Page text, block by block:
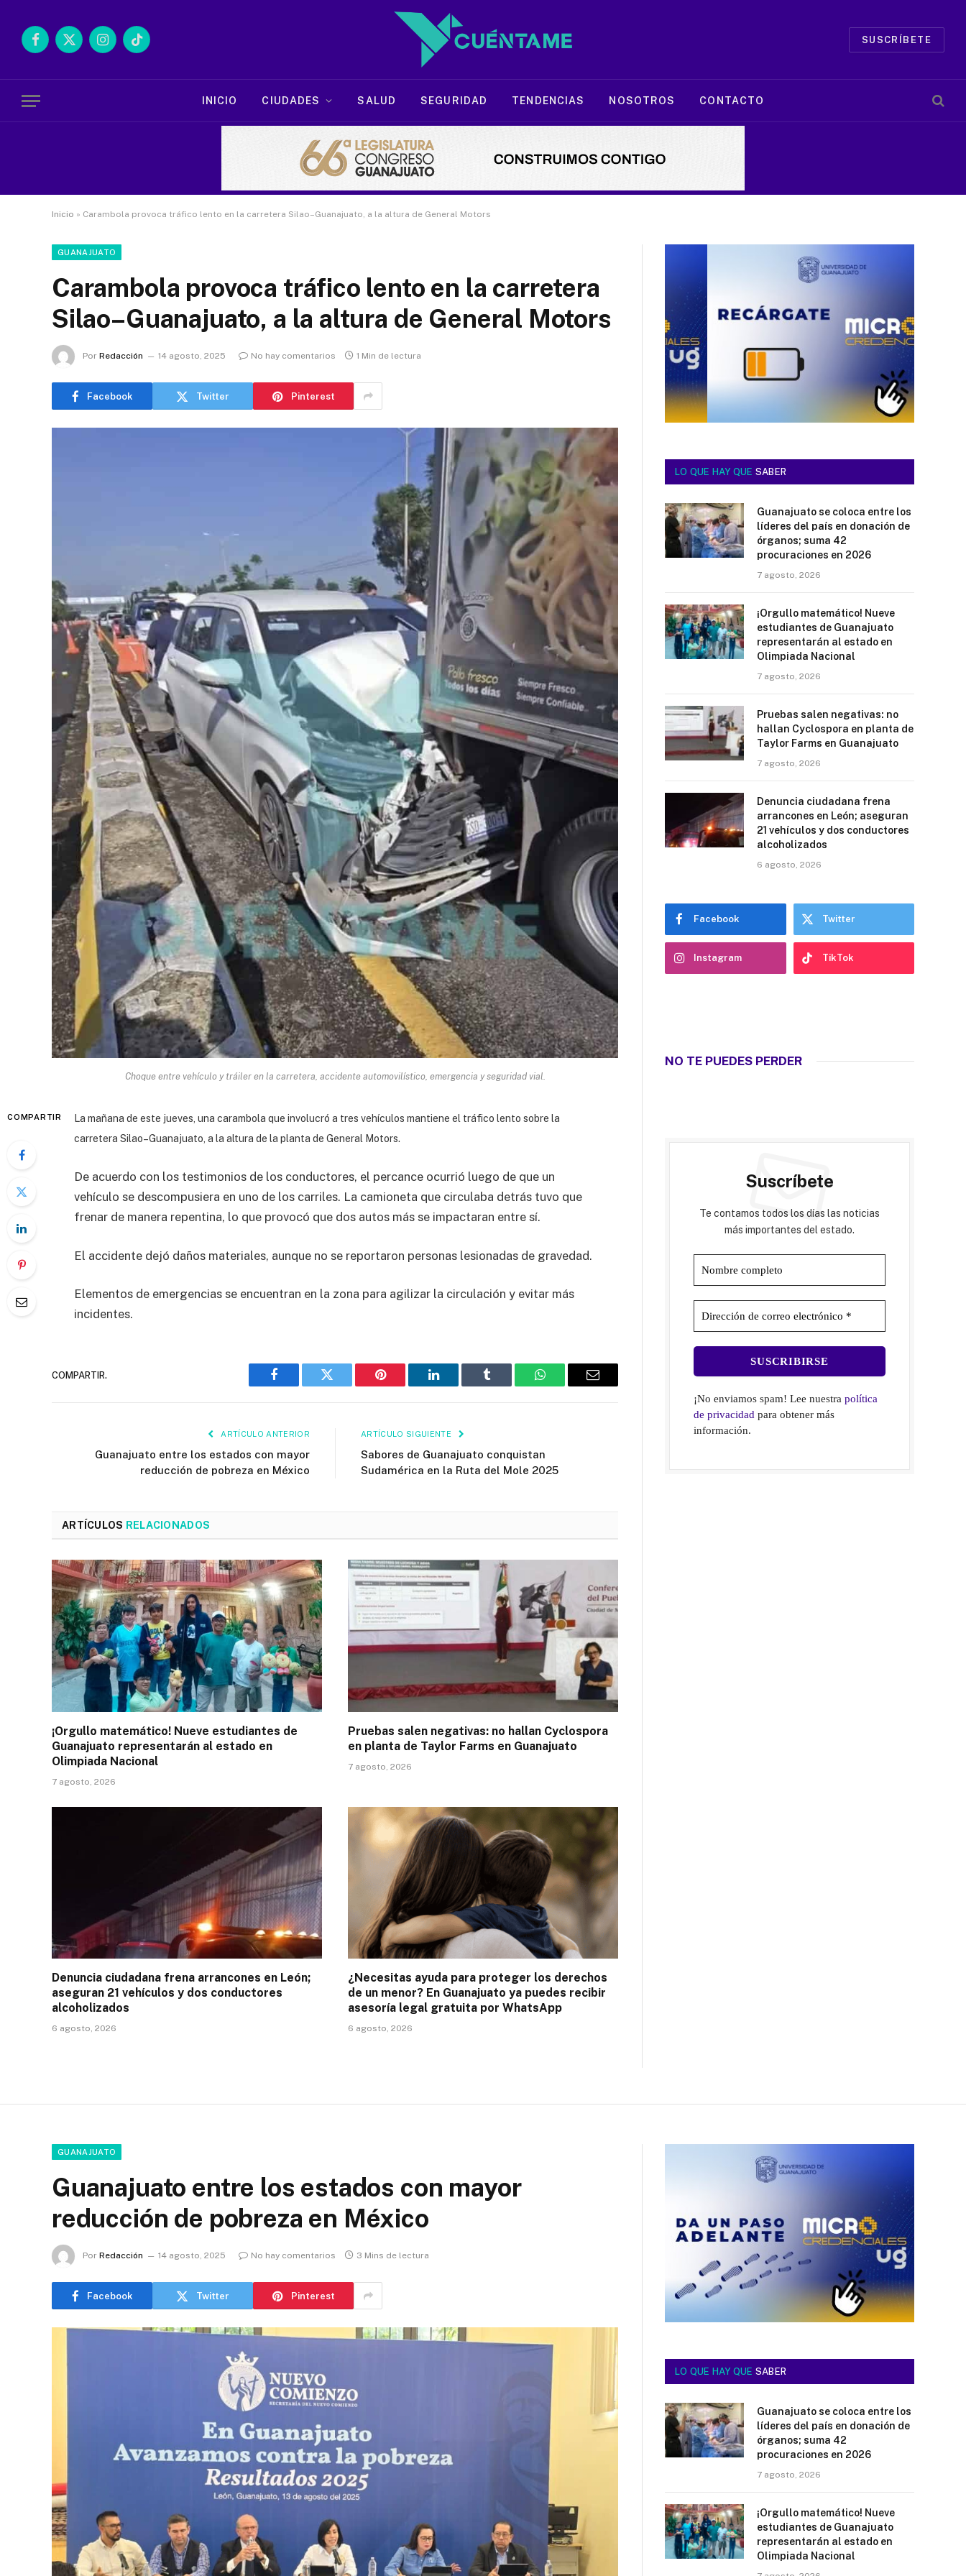
Facebook
X
InstagramTikTok
SUSCRÍBETE
INICIO CIUDADES SALUD SEGURIDAD TENDENCIAS NOSOTROS CONTACTO
Inicio » Carambola provoca tráfico lento en la carretera Silao–Guanajuato, a la altura de General Motors
GUANAJUATO
Carambola provoca tráfico lento en la carretera
Silao–Guanajuato, a la altura de General Motors
Por Redacción 14 agosto, 2025 No hay comentarios 1 Min de lectura
Facebook Twitter Pinterest
Choque entre vehículo y tráiler en la carretera, accidente automovilístico, emergencia y seguridad vial.
COMPARTIR
La mañana de este jueves, una carambola que involucró a tres vehículos mantiene el tráfico lento sobre la
carretera Silao–Guanajuato, a la altura de la planta de General Motors.
De acuerdo con los testimonios de los conductores, el percance ocurrió luego de que un
vehículo se descompusiera en uno de los carriles. La camioneta que circulaba detrás tuvo que
frenar de manera repentina, lo que provocó que dos autos más se impactaran entre sí.
El accidente dejó daños materiales, aunque no se reportaron personas lesionadas de gravedad.
Elementos de emergencias se encuentran en la zona para agilizar la circulación y evitar más
incidentes.
COMPARTIR.
Facebook Twitter Pinterest LinkedIn Tumblr WhatsAppEmail
ARTÍCULO ANTERIOR
Guanajuato entre los estados con mayor
reducción de pobreza en México
ARTÍCULO SIGUIENTE
Sabores de Guanajuato conquistan
Sudamérica en la Ruta del Mole 2025
ARTÍCULOS RELACIONADOS
¡Orgullo matemático! Nueve estudiantes de
Guanajuato representarán al estado en
Olimpiada Nacional
7 agosto, 2026
Pruebas salen negativas: no hallan Cyclospora
en planta de Taylor Farms en Guanajuato
7 agosto, 2026
Denuncia ciudadana frena arrancones en León;
aseguran 21 vehículos y dos conductores
alcoholizados
6 agosto, 2026
¿Necesitas ayuda para proteger los derechos
de un menor? En Guanajuato ya puedes recibir
asesoría legal gratuita por WhatsApp
6 agosto, 2026
LO QUE HAY QUE SABER
Guanajuato se coloca entre los
líderes del país en donación de
órganos; suma 42
procuraciones en 2026
7 agosto, 2026
¡Orgullo matemático! Nueve
estudiantes de Guanajuato
representarán al estado en
Olimpiada Nacional
7 agosto, 2026
Pruebas salen negativas: no
hallan Cyclospora en planta de
Taylor Farms en Guanajuato
7 agosto, 2026
Denuncia ciudadana frena
arrancones en León; aseguran
21 vehículos y dos conductores
alcoholizados
6 agosto, 2026
Facebook Twitter
Instagram TikTok
NO TE PUEDES PERDER
Suscríbete
Te contamos todos los días las noticias
más importantes del estado.
¡No enviamos spam! Lee nuestrapolítica
de privacidad para obtener más
información.
GUANAJUATO
Guanajuato entre los estados con mayor
reducción de pobreza en México
Por Redacción 14 agosto, 2025 No hay comentarios 3 Mins de lectura
Facebook Twitter Pinterest
LO QUE HAY QUE SABER
Guanajuato se coloca entre los
líderes del país en donación de
órganos; suma 42
procuraciones en 2026
7 agosto, 2026
¡Orgullo matemático! Nueve
estudiantes de Guanajuato
representarán al estado en
Olimpiada Nacional